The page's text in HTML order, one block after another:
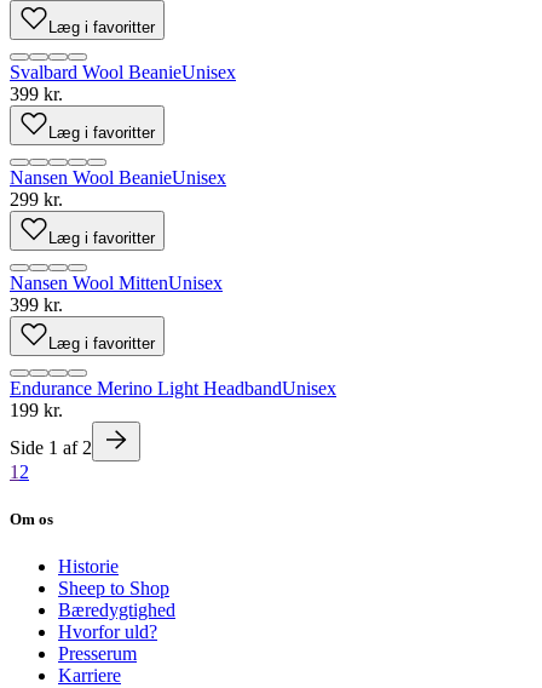
Læg i favoritter
Svalbard Wool BeanieUnisex
399 kr.
Læg i favoritter
Nansen Wool BeanieUnisex
299 kr.
Læg i favoritter
Nansen Wool MittenUnisex
399 kr.
Læg i favoritter
Endurance Merino Light HeadbandUnisex
199 kr.
Side 1 af 2
1 2
Om os
Historie
Sheep to Shop
Bæredygtighed
Hvorfor uld?
Presserum
Karriere